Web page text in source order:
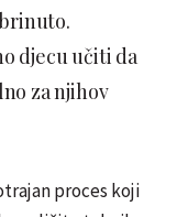
djecu učiti da
za njihov
proces koji